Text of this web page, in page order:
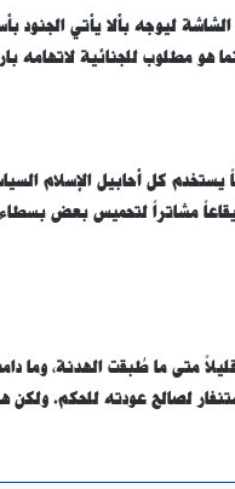
ليوجه بألا يأتي الجنود
هو مطلوب للجنائية
كل أحابيل الإسلام
مشاتراً لتحميس بعض
متى ما طُبقت الهدنة، وما
لصالح عودته للحكم.